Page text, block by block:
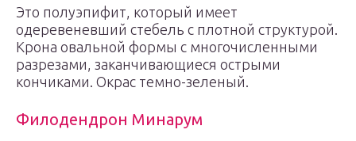
Это полуэпифит, который имеет
одеревеневший стебель с плотной структурой.
Крона овальной формы с многочисленными
разрезами, заканчивающиеся острыми
кончиками. Окрас темно-зеленый.
Филодендрон Минарум